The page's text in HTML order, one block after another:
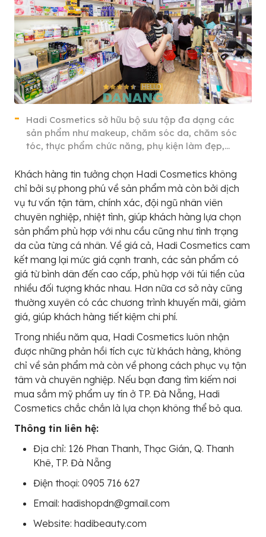
Hadi Cosmetics sở hữu bộ sưu tập đa dạng các
sản phẩm như makeup, chăm sóc da, chăm sóc
tóc, thực phẩm chức năng, phụ kiện làm đẹp,…
Khách hàng tin tưởng chọn Hadi Cosmetics không
chỉ bởi sự phong phú về sản phẩm mà còn bởi dịch
vụ tư vấn tận tâm, chính xác, đội ngũ nhân viên
chuyên nghiệp, nhiệt tình, giúp khách hàng lựa chọn
sản phẩm phù hợp với nhu cầu cũng như tình trạng
da của từng cá nhân. Về giá cả, Hadi Cosmetics cam
kết mang lại mức giá cạnh tranh, các sản phẩm có
giá từ bình dân đến cao cấp, phù hợp với túi tiền của
nhiều đối tượng khác nhau. Hơn nữa cơ sở này cũng
thường xuyên có các chương trình khuyến mãi, giảm
giá, giúp khách hàng tiết kiệm chi phí.
Trong nhiều năm qua, Hadi Cosmetics luôn nhận
được những phản hồi tích cực từ khách hàng, không
chỉ về sản phẩm mà còn về phong cách phục vụ tận
tâm và chuyên nghiệp. Nếu bạn đang tìm kiếm nơi
mua sắm mỹ phẩm uy tín ở TP. Đà Nẵng, Hadi
Cosmetics chắc chắn là lựa chọn không thể bỏ qua.
Thông tin liên hệ:
Địa chỉ: 126 Phan Thanh, Thạc Gián, Q. Thanh
Khê, TP. Đà Nẵng
Điện thoại: 0905 716 627
Email: hadishopdn@gmail.com
Website: hadibeauty.com